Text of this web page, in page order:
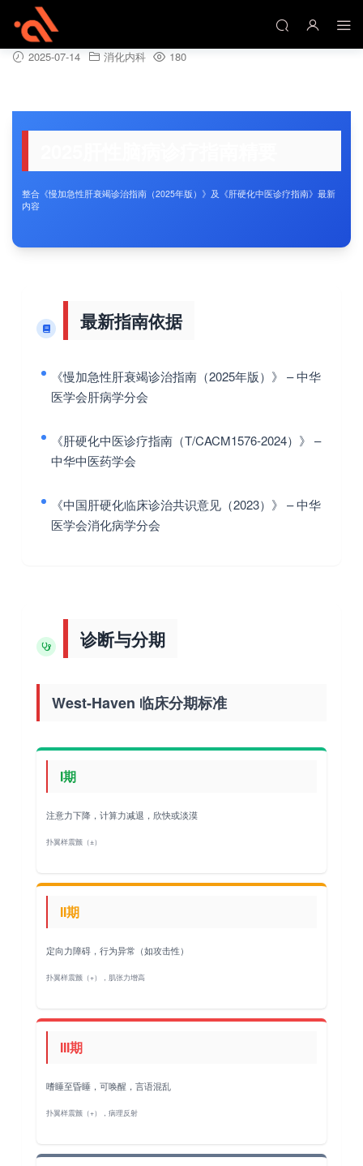
2025肝性脑病诊疗指南精要
2025-07-14 消化内科 180
整合《慢加急性肝衰竭诊治指南（2025年版）》及《肝硬化中医诊疗指南》最新
内容
最新指南依据
《慢加急性肝衰竭诊治指南（2025年版）》 – 中华
医学会肝病学分会
《肝硬化中医诊疗指南（T/CACM1576-2024）》 –
中华中医药学会
《中国肝硬化临床诊治共识意见（2023）》 – 中华
医学会消化病学分会
诊断与分期
West-Haven 临床分期标准
I期
注意力下降，计算力减退，欣快或淡漠
扑翼样震颤（±）
II期
定向力障碍，行为异常（如攻击性）
扑翼样震颤（+），肌张力增高
III期
嗜睡至昏睡，可唤醒，言语混乱
扑翼样震颤（+），病理反射